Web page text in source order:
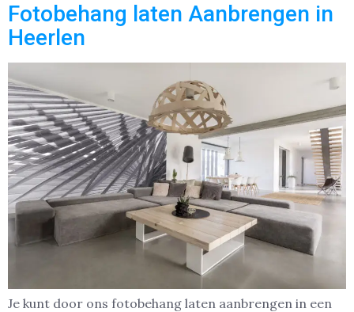
Fotobehang laten Aanbrengen in
Heerlen
Je kunt door ons fotobehang laten aanbrengen in een